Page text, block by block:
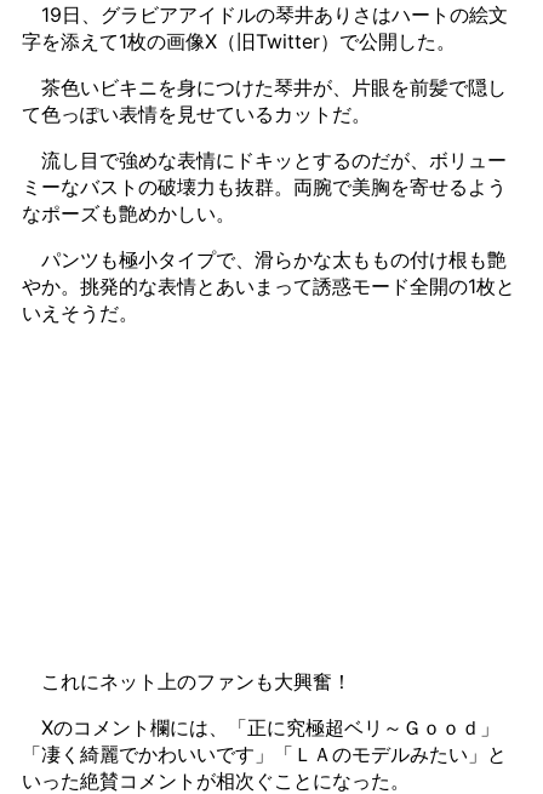
19日、グラビアアイドルの琴井ありさはハートの絵文
字を添えて1枚の画像X（旧Twitter）で公開した。
茶色いビキニを身につけた琴井が、片眼を前髪で隠し
て色っぽい表情を見せているカットだ。
流し目で強めな表情にドキッとするのだが、ボリュー
ミーなバストの破壊力も抜群。両腕で美胸を寄せるよう
なポーズも艶めかしい。
パンツも極小タイプで、滑らかな太ももの付け根も艶
やか。挑発的な表情とあいまって誘惑モード全開の1枚と
いえそうだ。
これにネット上のファンも大興奮！
Xのコメント欄には、「正に究極超ベリ～Ｇｏｏｄ」
「凄く綺麗でかわいいです」「ＬＡのモデルみたい」と
いった絶賛コメントが相次ぐことになった。